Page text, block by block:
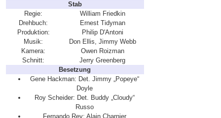
Stab
Regie:
William Friedkin
Drehbuch:
Ernest Tidyman
Produktion:
Philip D'Antoni
Musik:
Don Ellis, Jimmy Webb
Kamera:
Owen Roizman
Schnitt:
Jerry Greenberg
Besetzung
Gene Hackman: Det. Jimmy „Popeye“
Doyle
Roy Scheider: Det. Buddy „Cloudy“
Russo
Fernando Rey: Alain Charnier